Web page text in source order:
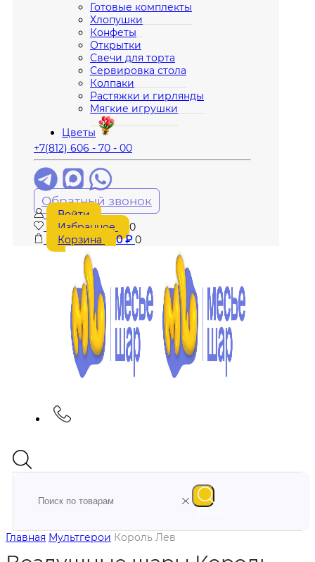
Готовые комплекты
Хлопушки
Конфеты
Открытки
Свечи для торта
Сервировка стола
Колпаки
Растяжки и гирлянды
Мягкие игрушки
Цветы
+7(812) 606 - 70 - 00
Обратный звонок
Войти
Избранное
0
Корзина
0₽ 0
Главная Мультгерои Король Лев